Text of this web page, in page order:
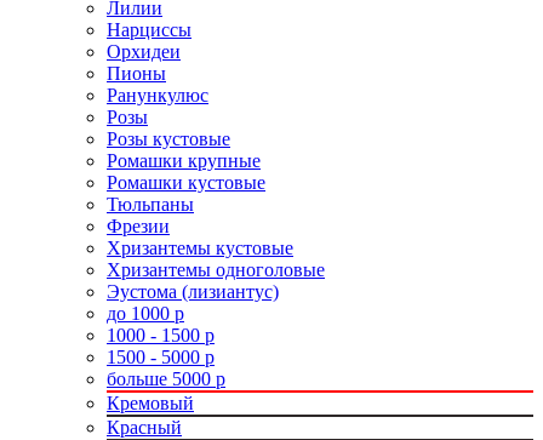
Лилии
Нарциссы
Орхидеи
Пионы
Ранункулюс
Розы
Розы кустовые
Ромашки крупные
Ромашки кустовые
Тюльпаны
Фрезии
Хризантемы кустовые
Хризантемы одноголовые
Эустома (лизиантус)
до 1000 р
1000 - 1500 р
1500 - 5000 р
больше 5000 р
Кремовый
Красный